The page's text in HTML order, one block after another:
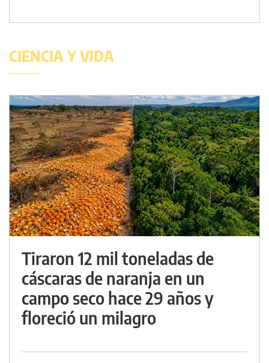
CIENCIA Y VIDA
Tiraron 12 mil toneladas de
cáscaras de naranja en un
campo seco hace 29 años y
floreció un milagro